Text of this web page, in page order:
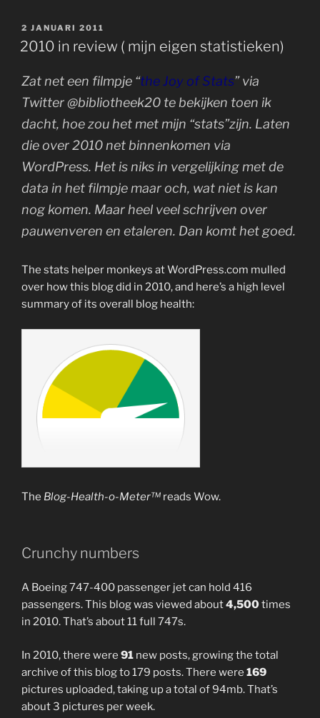
GEPLAATST
OP
2 JANUARI 2011
2010 in review ( mijn eigen statistieken)
Zat net een filmpje “the Joy of Stats” via
Twitter @bibliotheek20 te bekijken toen ik
dacht, hoe zou het met mijn “stats”zijn. Laten
die over 2010 net binnenkomen via
WordPress. Het is niks in vergelijking met de
data in het filmpje maar och, wat niet is kan
nog komen. Maar heel veel schrijven over
pauwenveren en etaleren. Dan komt het goed.
The stats helper monkeys at WordPress.com mulled
over how this blog did in 2010, and here’s a high level
summary of its overall blog health:
The Blog-Health-o-Meter™ reads Wow.
Crunchy numbers
A Boeing 747-400 passenger jet can hold 416
passengers. This blog was viewed about4,500times
in 2010. That’s about 11 full 747s.
In 2010, there were 91 new posts, growing the total
archive of this blog to 179 posts. There were 169
pictures uploaded, taking up a total of 94mb. That’s
about 3 pictures per week.